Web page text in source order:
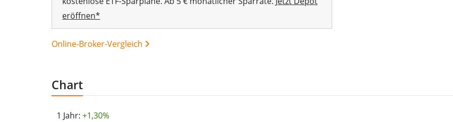
eröffnen*
Online-Broker-Vergleich
Chart
1 Jahr: +1,30%